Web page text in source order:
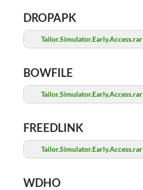
DROPAPK
Tailor.Simulator.Early.Access.rar
BOWFILE
Tailor.Simulator.Early.Access.rar
FREEDLINK
Tailor.Simulator.Early.Access.rar
WDHO